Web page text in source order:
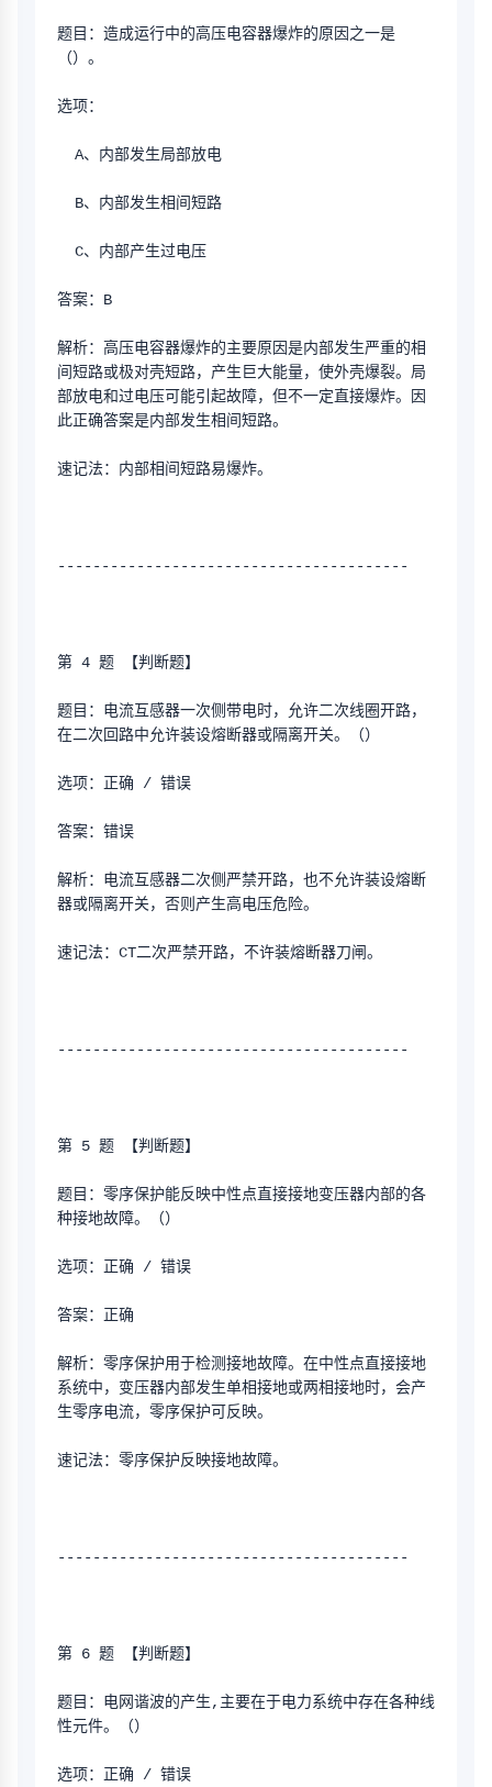
题目：造成运行中的高压电容器爆炸的原因之一是
（）。
选项：
  A、内部发生局部放电
  B、内部发生相间短路
  C、内部产生过电压
答案：B
解析：高压电容器爆炸的主要原因是内部发生严重的相
间短路或极对壳短路，产生巨大能量，使外壳爆裂。局
部放电和过电压可能引起故障，但不一定直接爆炸。因
此正确答案是内部发生相间短路。
速记法：内部相间短路易爆炸。
----------------------------------------
第 4 题 【判断题】
题目：电流互感器一次侧带电时，允许二次线圈开路，
在二次回路中允许装设熔断器或隔离开关。（）
选项：正确 / 错误
答案：错误
解析：电流互感器二次侧严禁开路，也不允许装设熔断
器或隔离开关，否则产生高电压危险。
速记法：CT二次严禁开路，不许装熔断器刀闸。
----------------------------------------
第 5 题 【判断题】
题目：零序保护能反映中性点直接接地变压器内部的各
种接地故障。（）
选项：正确 / 错误
答案：正确
解析：零序保护用于检测接地故障。在中性点直接接地
系统中，变压器内部发生单相接地或两相接地时，会产
生零序电流，零序保护可反映。
速记法：零序保护反映接地故障。
----------------------------------------
第 6 题 【判断题】
题目：电网谐波的产生,主要在于电力系统中存在各种线
性元件。（）
选项：正确 / 错误